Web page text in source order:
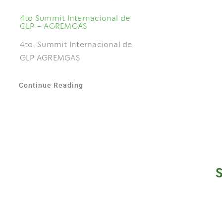
4to Summit Internacional de
GLP – AGREMGAS
4to. Summit Internacional de
GLP AGREMGAS
Continue Reading